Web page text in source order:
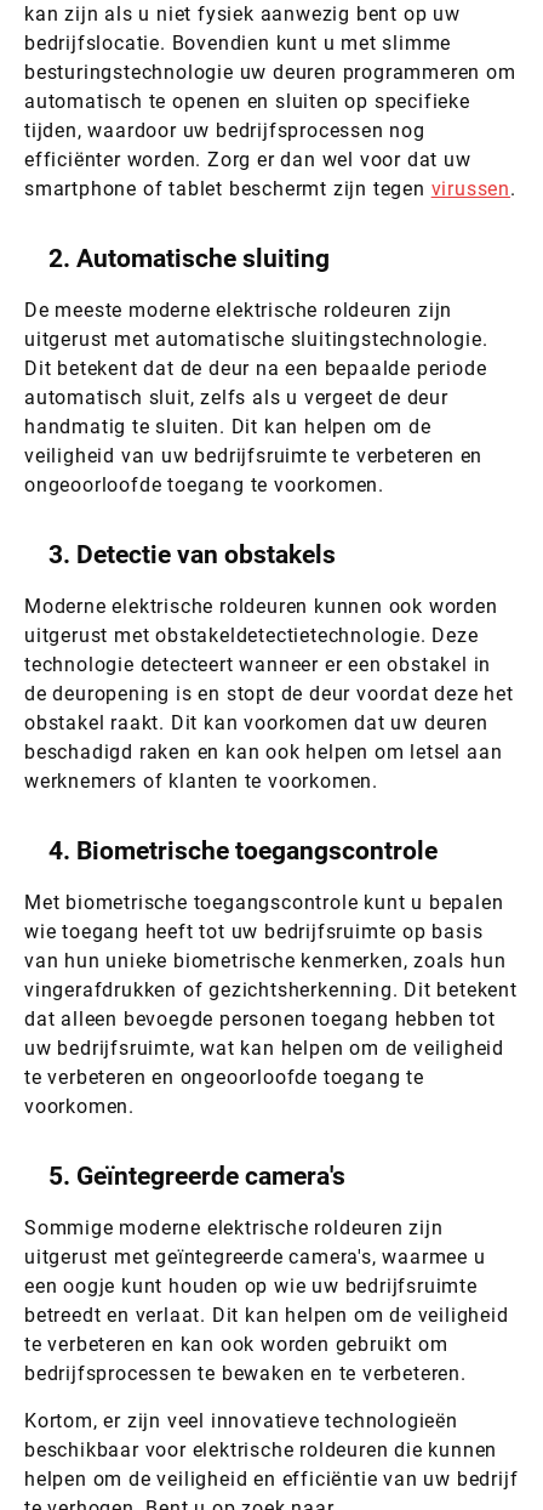
kan zijn als u niet fysiek aanwezig bent op uw
bedrijfslocatie. Bovendien kunt u met slimme
besturingstechnologie uw deuren programmeren om
automatisch te openen en sluiten op specifieke
tijden, waardoor uw bedrijfsprocessen nog
efficiënter worden. Zorg er dan wel voor dat uw
smartphone of tablet beschermt zijn tegen virussen.
2. Automatische sluiting
De meeste moderne elektrische roldeuren zijn
uitgerust met automatische sluitingstechnologie.
Dit betekent dat de deur na een bepaalde periode
automatisch sluit, zelfs als u vergeet de deur
handmatig te sluiten. Dit kan helpen om de
veiligheid van uw bedrijfsruimte te verbeteren en
ongeoorloofde toegang te voorkomen.
3. Detectie van obstakels
Moderne elektrische roldeuren kunnen ook worden
uitgerust met obstakeldetectietechnologie. Deze
technologie detecteert wanneer er een obstakel in
de deuropening is en stopt de deur voordat deze het
obstakel raakt. Dit kan voorkomen dat uw deuren
beschadigd raken en kan ook helpen om letsel aan
werknemers of klanten te voorkomen.
4. Biometrische toegangscontrole
Met biometrische toegangscontrole kunt u bepalen
wie toegang heeft tot uw bedrijfsruimte op basis
van hun unieke biometrische kenmerken, zoals hun
vingerafdrukken of gezichtsherkenning. Dit betekent
dat alleen bevoegde personen toegang hebben tot
uw bedrijfsruimte, wat kan helpen om de veiligheid
te verbeteren en ongeoorloofde toegang te
voorkomen.
5. Geïntegreerde camera's
Sommige moderne elektrische roldeuren zijn
uitgerust met geïntegreerde camera's, waarmee u
een oogje kunt houden op wie uw bedrijfsruimte
betreedt en verlaat. Dit kan helpen om de veiligheid
te verbeteren en kan ook worden gebruikt om
bedrijfsprocessen te bewaken en te verbeteren.
Kortom, er zijn veel innovatieve technologieën
beschikbaar voor elektrische roldeuren die kunnen
helpen om de veiligheid en efficiëntie van uw bedrijf